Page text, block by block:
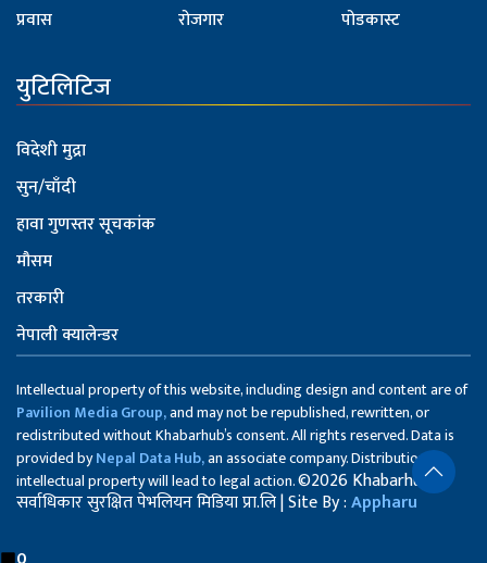
प्रवास
रोजगार
पोडकास्ट
युटिलिटिज
विदेशी मुद्रा
सुन/चाँदी
हावा गुणस्तर सूचकांक
मौसम
तरकारी
नेपाली क्यालेन्डर
Intellectual property of this website, including design and content are of
Pavilion Media Group,and may not be republished, rewritten, or
redistributed without Khabarhub’s consent. All rights reserved. Data is
provided byNepal Data Hub,an associate company. Distribution of
intellectual property will lead to legal action.©2026 Khabarhub
सर्वाधिकार सुरक्षित पेभलियन मिडिया प्रा.लि | Site By :Appharu